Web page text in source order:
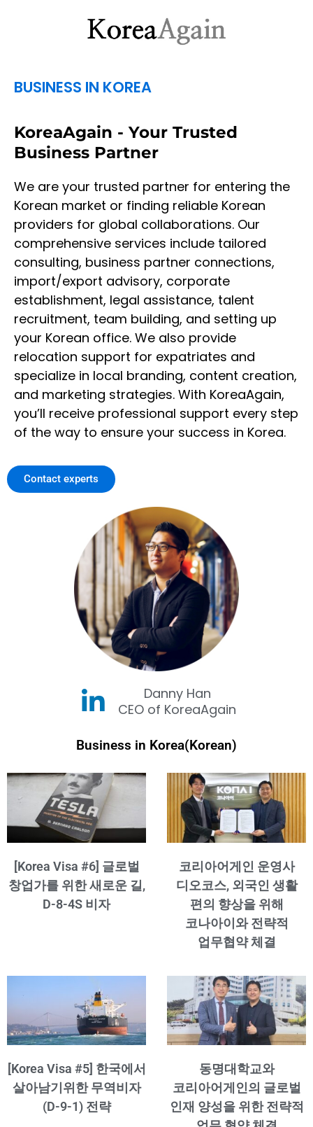
BUSINESS IN KOREA
KoreaAgain - Your Trusted
Business Partner
We are your trusted partner for entering the
Korean market or finding reliable Korean
providers for global collaborations. Our
comprehensive services include tailored
consulting, business partner connections,
import/export advisory, corporate
establishment, legal assistance, talent
recruitment, team building, and setting up
your Korean office. We also provide
relocation support for expatriates and
specialize in local branding, content creation,
and marketing strategies. With KoreaAgain,
you’ll receive professional support every step
of the way to ensure your success in Korea.
Contact experts
Danny Han
CEO of KoreaAgain
Business in Korea(Korean)
[Korea Visa #6] 글로벌
창업가를 위한 새로운 길,
D-8-4S 비자
코리아어게인 운영사
디오코스, 외국인 생활
편의 향상을 위해
코나아이와 전략적
업무협약 체결
[Korea Visa #5] 한국에서
살아남기위한 무역비자
(D-9-1) 전략
동명대학교와
코리아어게인의 글로벌
인재 양성을 위한 전략적